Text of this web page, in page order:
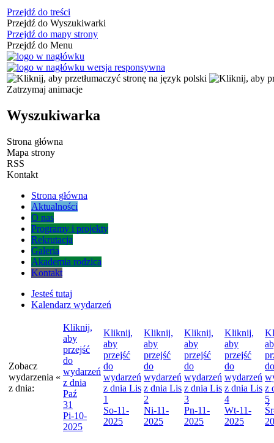
Przejdź do treści
Przejdź do Wyszukiwarki
Przejdź do mapy strony
Przejdź do Menu
Zatrzymaj animacje
Wyszukiwarka
Strona główna
Mapa strony
RSS
Kontakt
Strona główna
Aktualności
O nas
Programy i projekty
Rekrutacja
Galeria
Akademia rodzica
Kontakt
Jesteś tutaj
Kalendarz wydarzeń
Zobacz
wydarzenia
z dnia:
«
Kliknij,
aby
przejść
do
wydarzeń
z dnia
Paź
31
Pi-10-
2025
Kliknij,
aby
przejść
do
wydarzeń
z dnia Lis
1
So-11-
2025
Kliknij,
aby
przejść
do
wydarzeń
z dnia Lis
2
Ni-11-
2025
Kliknij,
aby
przejść
do
wydarzeń
z dnia Lis
3
Pn-11-
2025
Kliknij,
aby
przejść
do
wydarzeń
z dnia Lis
4
Wt-11-
2025
do
z
5
Śr